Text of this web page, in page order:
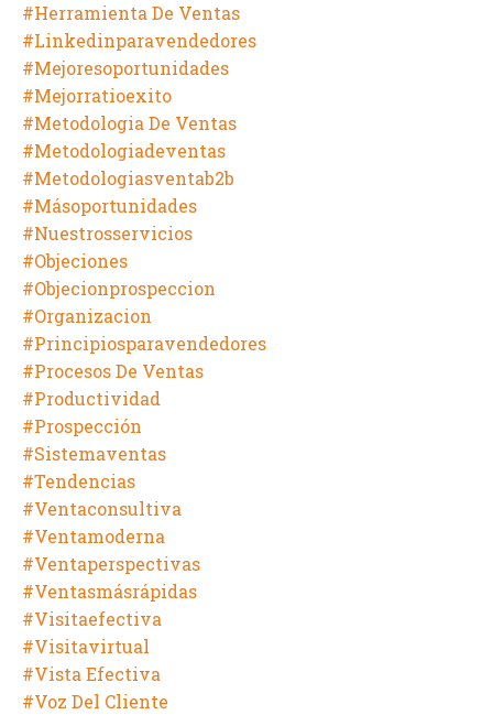
#herramienta De Ventas
#linkedinparavendedores
#mejoresoportunidades
#mejorratioexito
#metodologia De Ventas
#metodologiadeventas
#metodologiasventab2b
#másoportunidades
#nuestrosservicios
#objeciones
#objecionprospeccion
#organizacion
#principiosparavendedores
#procesos De Ventas
#productividad
#prospección
#sistemaventas
#tendencias
#ventaconsultiva
#ventamoderna
#ventaperspectivas
#ventasmásrápidas
#visitaefectiva
#visitavirtual
#vista Efectiva
#voz Del Cliente